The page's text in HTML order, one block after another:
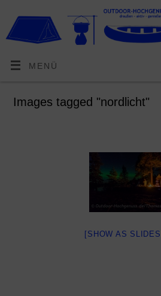
MENÜ
Images tagged "nordlicht"
[SHOW AS